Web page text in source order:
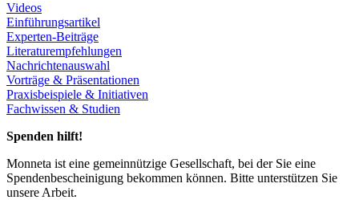
Videos
Einführungsartikel
Experten-Beiträge
Literaturempfehlungen
Nachrichtenauswahl
Vorträge & Präsentationen
Praxisbeispiele & Initiativen
Fachwissen & Studien
Spenden hilft!
Monneta ist eine gemeinnützige Gesellschaft, bei der Sie eine
Spendenbescheinigung bekommen können. Bitte unterstützen Sie
unsere Arbeit.